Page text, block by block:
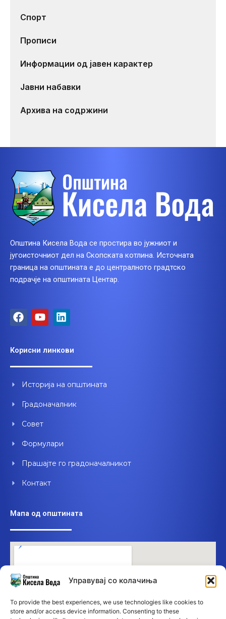
Управувај со колачиња
To provide the best experiences, we use technologies like cookies to
store and/or access device information. Consenting to these
Спорт
Прописи
Информации од јавен карактер
Јавни набавки
Архива на содржини
Општина Кисела Вода се простира во јужниот и
југоисточниот дел на Скопската котлина. Источната
граница на општината е до централното градтско
подрачје на општината Центар.
F
a
b
o
k
Y
o
u
b
L
i
e
d
n
Корисни линкови
Историја на општината
Градоначалник
Совет
Формулари
Прашајте го градоначалникот
Контакт
Мапа од општината